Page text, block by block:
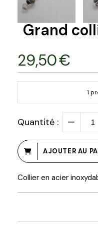
Grand
29,50€
1
Quantité :
AJOUTER AU
Collier en acier